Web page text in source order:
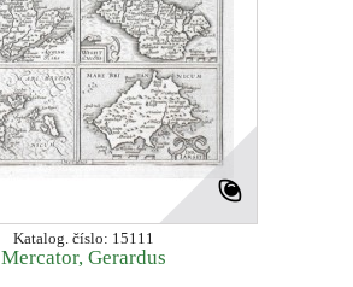
Katalog. číslo: 15111
Mercator, Gerardus